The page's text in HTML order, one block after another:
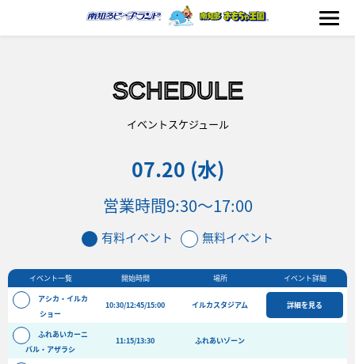
イベント
フード&ショップ
海の生きもの
おもちゃ王国
SCHEDULE
イベントスケジュール
07.20 (水)
営業時間9:30〜17:00
有料イベント 無料イベント
イベント一覧 開始時間 場所 イベント詳細
アシカ・イルカ
ショー
10:30/12:45/15:00 イルカスタジアム 詳細を見る
ふれあいカーニ
バル・アザラシ
11:15/13:30 ふれあいゾーン